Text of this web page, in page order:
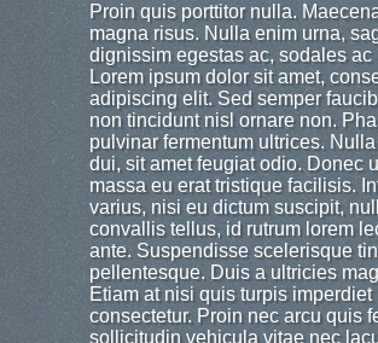
Proin quis porttitor nulla.
magna risus. Nulla enim urna,
dignissim egestas ac, sodales ac
Lorem ipsum dolor sit amet,
adipiscing elit. Sed semper
non tincidunt nisl ornare non.
pulvinar fermentum ultrices.
dui, sit amet feugiat odio. Donec
massa eu erat tristique facilisis.
varius, nisi eu dictum suscipit,
convallis tellus, id rutrum lorem
ante. Suspendisse scelerisque
pellentesque. Duis a ultricies
Etiam at nisi quis turpis imperdiet
consectetur. Proin nec arcu quis
sollicitudin vehicula vitae nec